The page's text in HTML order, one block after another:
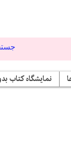
نمایشگاه کتاب